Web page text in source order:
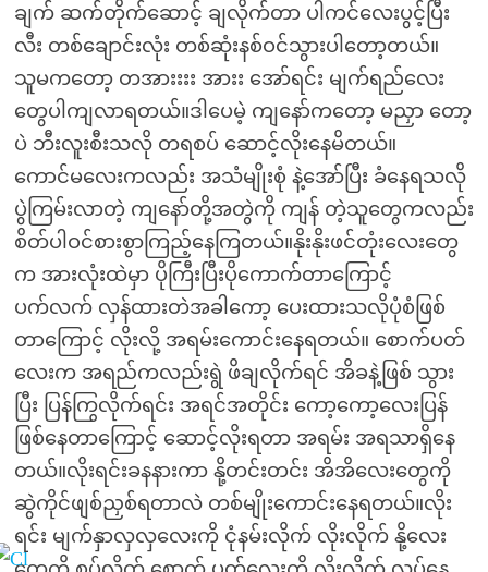
ချက် ဆက်တိုက်ဆောင့် ချလိုက်တာ ပါကင်လေးပွင့်ပြီး
လီး တစ်ချောင်းလုံး တစ်ဆုံးနစ်ဝင်သွားပါတော့တယ်။
သူမကတော့ တအားးးး အားး အော်ရင်း မျက်ရည်လေး
တွေပါကျလာရတယ်။ဒါပေမဲ့ ကျနော်ကတော့ မညှာ တော့
ပဲ ဘီးလူးစီးသလို တရစပ် ဆောင့်လိုးနေမိတယ်။
ကောင်မလေးကလည်း အသံမျိုးစုံ နဲ့အော်ပြီး ခံနေရသလို
ပွဲကြမ်းလာတဲ့ ကျနော်တို့အတွဲကို ကျန် တဲ့သူတွေကလည်း
စိတ်ပါဝင်စားစွာကြည့်နေကြတယ်။နိုးနိုးဖင်တုံးလေးတွေ
က အားလုံးထဲမှာ ပိုကြီးပြီးပိုကောက်တာကြောင့်
ပက်လက် လှန်ထားတဲအခါကော့ ပေးထားသလိုပုံစံဖြစ်
တာကြောင့် လိုးလို့ အရမ်းကောင်းနေရတယ်။ စောက်ပတ်
လေးက အရည်ကလည်းရွဲ ဖိချလိုက်ရင် အိခနဲ့ဖြစ် သွား
ပြီး ပြန်ကြွလိုက်ရင်း အရင်အတိုင်း ကော့ကော့လေးပြန်
ဖြစ်နေတာကြောင့် ဆောင့်လိုးရတာ အရမ်း အရသာရှိနေ
တယ်။လိုးရင်းခနနားကာ နို့တင်းတင်း အိအိလေးတွေကို
ဆွဲကိုင်ဖျစ်ညှစ်ရတာလဲ တစ်မျိုးကောင်းနေရတယ်။လိုး
ရင်း မျက်နှာလှလှလေးကို ငုံနမ်းလိုက် လိုးလိုက် နို့လေး